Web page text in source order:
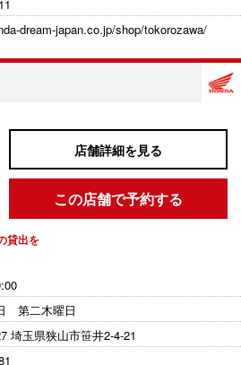
dream-japan.co.jp/shop/tokorozawa/
店舗詳細を見る
この店舗で予約する
貸出を
第二木曜日
埼玉県狭山市笹井2-4-21